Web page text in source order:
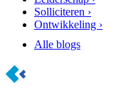
Solliciteren ›
Ontwikkeling ›
Alle blogs